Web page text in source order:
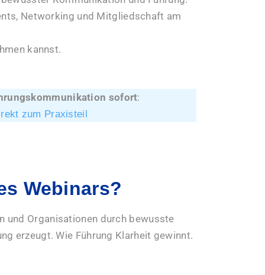
Networking und Mitgliedschaft am
kannst.
sofort:
zum Praxisteil
Webinars?
und Organisationen durch bewusste
erzeugt. Wie Führung Klarheit gewinnt.